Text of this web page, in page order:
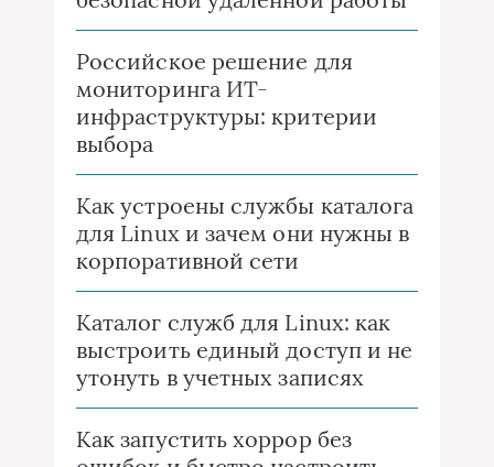
Российское решение для
мониторинга ИТ-
инфраструктуры: критерии
выбора
Как устроены службы каталога
для Linux и зачем они нужны в
корпоративной сети
Каталог служб для Linux: как
выстроить единый доступ и не
утонуть в учетных записях
Как запустить хоррор без